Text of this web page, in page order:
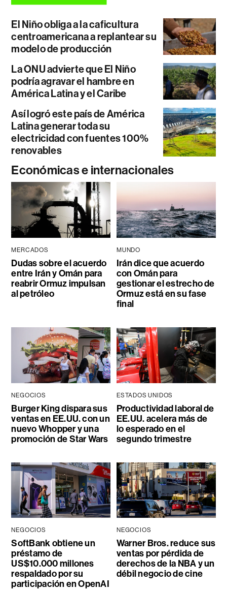
El Niño obliga a la caficultura
centroamericana a replantear su
modelo de producción
La ONU advierte que El Niño
podría agravar el hambre en
América Latina y el Caribe
Así logró este país de América
Latina generar toda su
electricidad con fuentes 100%
renovables
Económicas e internacionales
MERCADOS
Dudas sobre el acuerdo
entre Irán y Omán para
reabrir Ormuz impulsan
al petróleo
MUNDO
Irán dice que acuerdo
con Omán para
gestionar el estrecho de
Ormuz está en su fase
final
NEGOCIOS
Burger King dispara sus
ventas en EE.UU. con un
nuevo Whopper y una
promoción de Star Wars
ESTADOS UNIDOS
Productividad laboral de
EE.UU. acelera más de
lo esperado en el
segundo trimestre
NEGOCIOS
SoftBank obtiene un
préstamo de
US$10.000 millones
respaldado por su
participación en OpenAI
NEGOCIOS
Warner Bros. reduce sus
ventas por pérdida de
derechos de la NBA y un
débil negocio de cine